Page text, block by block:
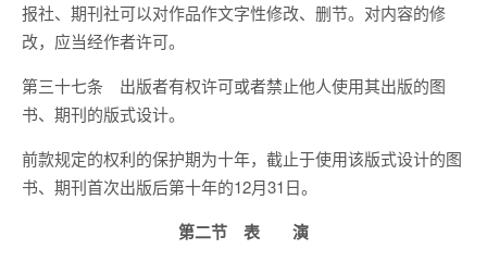
报社、期刊社可以对作品作文字性修改、删节。对内容的修
改，应当经作者许可。
第三十七条 出版者有权许可或者禁止他人使用其出版的图
书、期刊的版式设计。
前款规定的权利的保护期为十年，截止于使用该版式设计的图
书、期刊首次出版后第十年的12月31日。
第二节 表 演